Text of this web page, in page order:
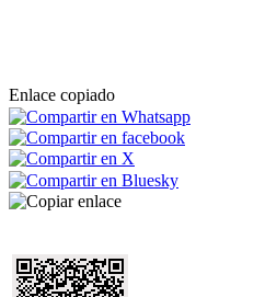
Enlace copiado